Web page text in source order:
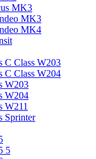
MK3
MK3
MK4
C Class W203
C Class W204
W203
W204
W211
Sprinter
5